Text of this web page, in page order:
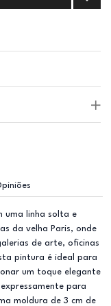
uma linha solta e
da velha Paris, onde
de arte, oficinas
pintura é ideal para
um toque elegante
para
moldura de 3 cm de